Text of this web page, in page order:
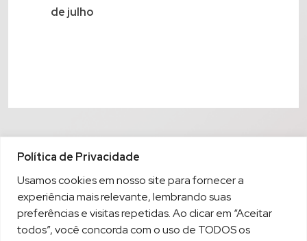
Política de Privacidade
Usamos cookies em nosso site para fornecer a
experiência mais relevante, lembrando suas
preferências e visitas repetidas. Ao clicar em “Aceitar
todos”, você concorda com o uso de TODOS os
de julho